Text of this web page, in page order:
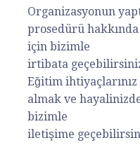
Organizasyonun
prosedürü
için bizimle
irtibata
Eğitim
almak ve
bizimle
iletişime